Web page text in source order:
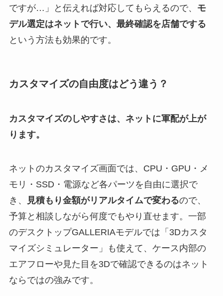
ですが…」と伝えれば対応してもらえるので、 モ
デル選定はネットで行い、最終確認を店舗でする
という方法も効果的です。
カスタマイズの自由度はどう違う？
カスタマイズのしやすさは、ネットに軍配が上が
ります。
ネットのカスタマイズ画面では、CPU・GPU・メ
モリ・SSD・電源など各パーツを自由に選択で
き、
見積もり金額がリアルタイムで変わるので、
予算と相談しながら何度でもやり直せます。一部
のデスクトップGALLERIAモデルでは「3Dカスタ
マイズシミュレーター」も使えて、ケース内部の
エアフローや見た目を3Dで確認できるのはネット
ならではの強みです。